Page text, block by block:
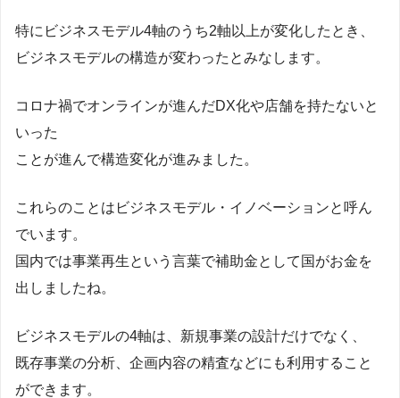
特にビジネスモデル4軸のうち2軸以上が変化したとき、
ビジネスモデルの構造が変わったとみなします。
コロナ禍でオンラインが進んだDX化や店舗を持たないと
いった
ことが進んで構造変化が進みました。
これらのことはビジネスモデル・イノベーションと呼ん
でいます。
国内では事業再生という言葉で補助金として国がお金を
出しましたね。
ビジネスモデルの4軸は、新規事業の設計だけでなく、
既存事業の分析、企画内容の精査などにも利用すること
ができます。